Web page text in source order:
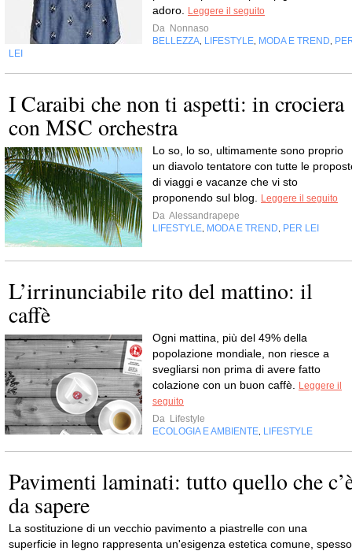
adoro.
Leggere il seguito
Da Nonnaso
BELLEZZA LIFESTYLE MODA E TREND
LEI
I Caraibi che non ti aspetti: in crociera
con MSC orchestra
Lo so, lo so, ultimamente sono proprio
un diavolo tentatore con tutte le
di viaggi e vacanze che vi sto
proponendo sul blog.
Leggere il seguito
Da Alessandrapepe
LIFESTYLE MODA E TREND PER LEI
L’irrinunciabile rito del mattino: il
caffè
Ogni mattina, più del 49% della
popolazione mondiale, non riesce a
svegliarsi non prima di avere fatto
colazione con un buon caffè.
Leggere il
seguito
Da Lifestyle
ECOLOGIA E AMBIENTE LIFESTYLE
Pavimenti laminati: tutto quello che
da sapere
La sostituzione di un vecchio pavimento a piastrelle con una
superficie in legno rappresenta un'esigenza estetica comune, spesso